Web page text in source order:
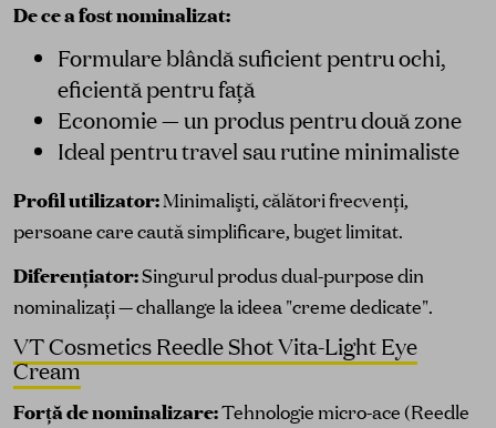
De ce a fost nominalizat:
Formulare blândă suficient pentru ochi,
eficientă pentru față
Economie — un produs pentru două zone
Ideal pentru travel sau rutine minimaliste
Profil utilizator:Minimalişti, călători frecvenți,
persoane care caută simplificare, buget limitat.
Diferențiator:Singurul produs dual-purpose din
nominalizați — challange la ideea "creme dedicate".
VT Cosmetics Reedle Shot Vita-Light Eye
Cream
Forță de nominalizare:Tehnologie micro-ace (Reedle